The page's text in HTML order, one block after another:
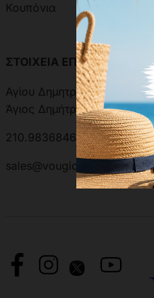
Κουπόνια
ΣΤΟΙΧΕΙΑ ΕΠΙΚΟΙΝΩΝΙΑΣ
Αγίου Δημητρίου 301, 17342
Άγιος Δημήτριος, Ελλάδα
210.9836846 | 210.9881501
sales@vougioukas.gr